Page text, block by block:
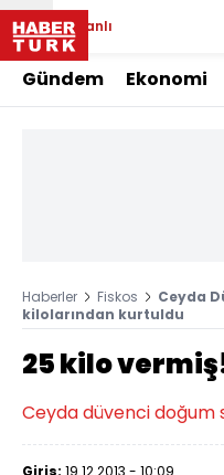
Canlı
Gündem Ekonomi
Haberler Fiskos
Ceyda
kilolarından kurtuldu
25 kilo
Ceyda düvenci doğum
Giriş: 19.12.2013 - 10:09